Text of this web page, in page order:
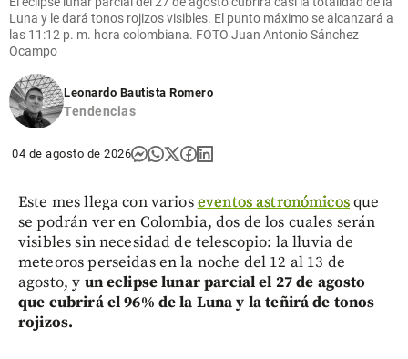
Luna y le dará tonos rojizos visibles. El punto máximo se alcanzará a
las 11:12 p. m. hora colombiana. FOTO Juan Antonio Sánchez
Ocampo
Leonardo Bautista Romero
Tendencias
04 de agosto de 2026
Este mes llega con varioseventos astronómicosque
se podrán ver en Colombia, dos de los cuales serán
visibles sin necesidad de telescopio: la lluvia de
meteoros perseidas en la noche del 12 al 13 de
agosto, y un eclipse lunar parcial el 27 de agosto
que cubrirá el 96% de la Luna y la teñirá de tonos
rojizos.